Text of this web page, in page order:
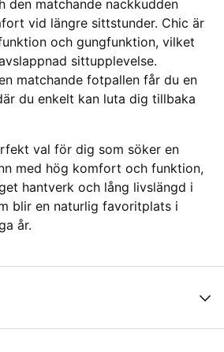
den matchande nackkudden
vid längre sittstunder. Chic är
och gungfunktion, vilket
sittupplevelse.
matchande fotpallen får du en
du enkelt kan luta dig tillbaka
val för dig som söker en
med hög komfort och funktion,
hantverk och lång livslängd i
blir en naturlig favoritplats i
år.